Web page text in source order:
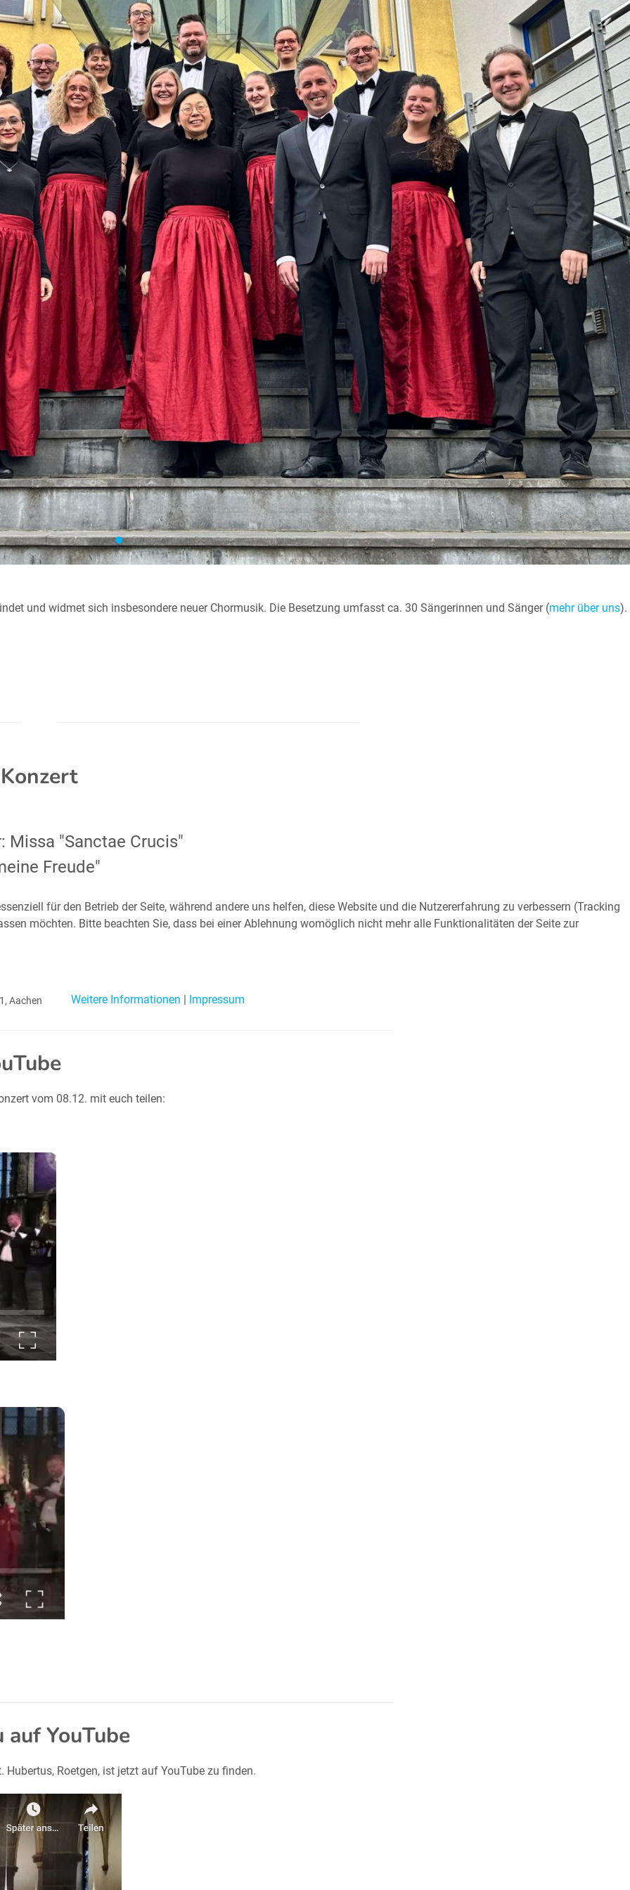
und widmet sich insbesondere neuer Chormusik. Die Besetzung umfasst ca. 30 Sängerinnen und Sänger (mehr über uns).
Missa "Sanctae Crucis"
Freude"
Aachen
vom 08.12. mit euch teilen:
YouTube
Roetgen, ist jetzt auf YouTube zu finden.
für den Betrieb der Seite, während andere uns helfen, diese Website und die Nutzererfahrung zu verbessern (Tracking
möchten. Bitte beachten Sie, dass bei einer Ablehnung womöglich nicht mehr alle Funktionalitäten der Seite zur
Weitere Informationen | Impressum